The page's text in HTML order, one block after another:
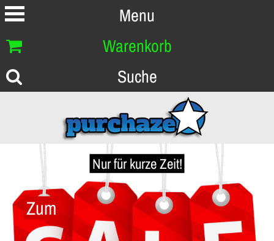
Menu
Warenkorb
Suche
Nur für kurze Zeit!
Zum